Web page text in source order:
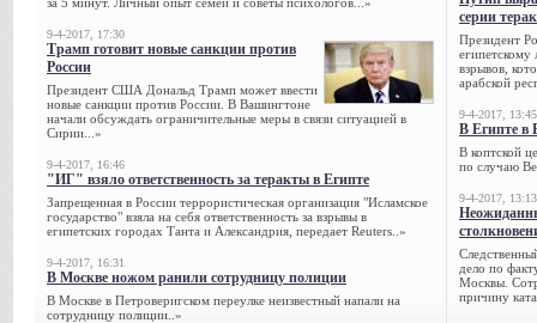
9-4-2017, 17:30
Трамп готовит новые санкции против
России
Президент США Дональд Трамп может ввести
новые санкции против России. В Вашингтоне
начали обсуждать ограничительные меры в связи ситуацией в
Сирии...»
9-4-2017, 16:46
"ИГ" взяло ответственность за теракты в Египте
Запрещенная в России террористическая организация "Исламское
государство" взяла на себя ответственность за взрывы в
египетских городах Танта и Александрия, передает Reuters..»
9-4-2017, 16:31
В Москве ножом ранили сотрудницу полиции
В Москве в Петроверигском переулке неизвестный напали на
сотрудницу полиции..»
серии
Президент
египетскому
взрывов,
арабской
9-4-2017, 13:45
В Египте в
В коптской
по случаю
9-4-2017, 13:13
дело по
Москвы.
причину